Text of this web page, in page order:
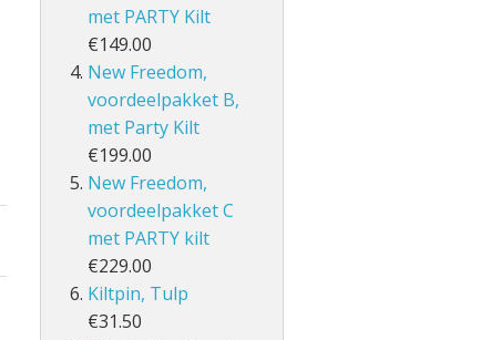
met PARTY Kilt
€149.00
New Freedom,
voordeelpakket B,
met Party Kilt
€199.00
New Freedom,
voordeelpakket C
met PARTY kilt
€229.00
Kiltpin, Tulp
€31.50